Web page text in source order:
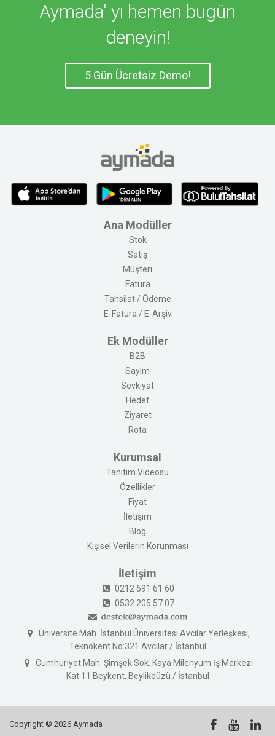
Aymada' yı hemen bugün
deneyin!
5 Gün Ücretsiz Demo!
Ana Modüller
Stok
Satış
Müşteri
Fatura
Tahsilat / Ödeme
E-Fatura / E-Arşiv
Ek Modüller
B2B
Sayım
Sevkiyat
Hedef
Ziyaret
Rota
Kurumsal
Tanıtım Videosu
Özellikler
Fiyat
İletişim
Blog
Kişisel Verilerin Korunması
İletişim
0212 691 61 60
0532 205 57 07
Üniversite Mah. İstanbul Üniversitesi Avcılar Yerleşkesi,
Teknokent No:321 Avcılar / İstanbul
Cumhuriyet Mah. Şimşek Sok. Kaya Milenyum İş Merkezi
Kat:11 Beykent, Beylikdüzü / İstanbul
Copyright © 2026 Aymada